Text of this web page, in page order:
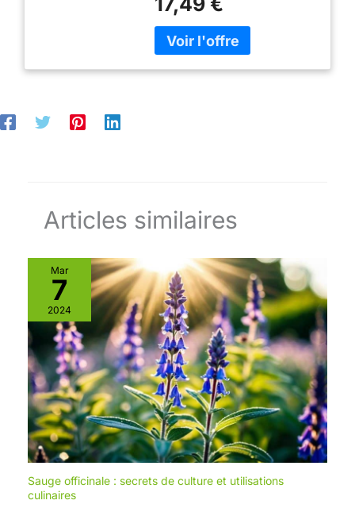
les impuretés de l'huile et
protège l'orifice de
remplissage; Les deux
peuvent être démontés et
pliés, et du tube peut être
comprend 6 tailles différentes
4 pièces idéal pour remplir
différents volumes; Long col
jaune entonnoir huile moteur
un côté biseauté conception
de l'embouchure, facile
d'accès au liquide, étanche;
Un autre entonnoir rouge,
long de 150CM / 59.05in, est
idéal pour remplir / décharger
des liquides dans des zones
étroites, empêchant
efficacement les fuites ou les
le moteur. 【Largement
conserver les fruits et
légumes frais, soupes,
sauces, chutneys et plats
cuisinés. Mécanisme de
fermeture avec monture
Articles similaires
Mar
7
2024
Sauge officinale : secrets de culture et utilisations
culinaires